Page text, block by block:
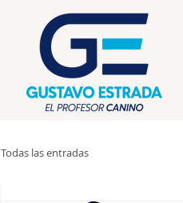
Todas las entradas